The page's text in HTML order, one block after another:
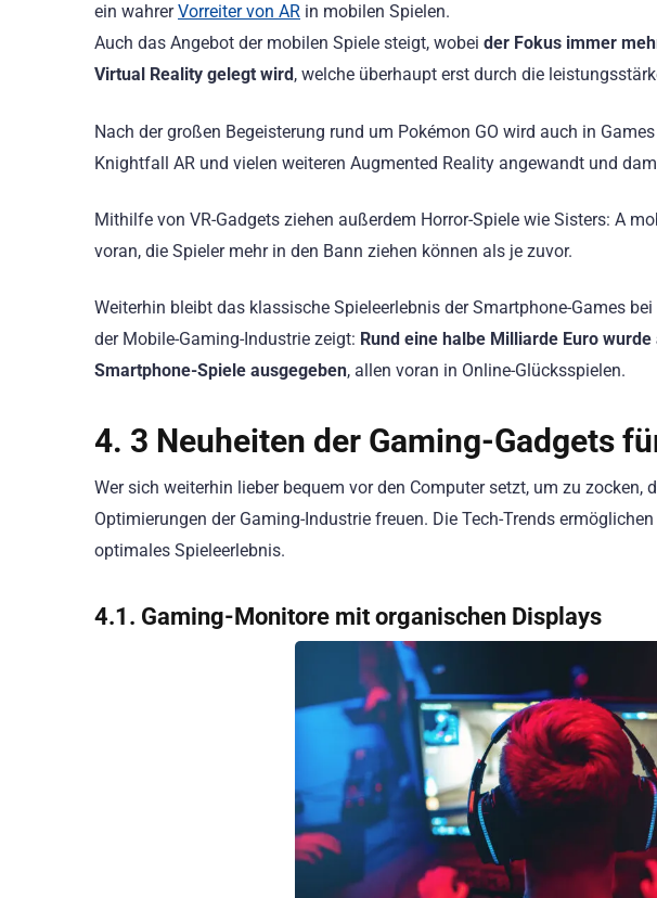
ein wahrerVorreiter von AR in mobilen Spielen.
Auch das Angebot der mobilen Spiele steigt, wobei der Fokus immer
Virtual Reality gelegt wird , welche überhaupt erst durch die
Nach der großen Begeisterung rund um Pokémon GO wird auch in
Knightfall AR und vielen weiteren Augmented Reality angewandt und
Mithilfe von VR-Gadgets ziehen außerdem Horror-Spiele wie Sisters: A
voran, die Spieler mehr in den Bann ziehen können als je zuvor.
Weiterhin bleibt das klassische Spieleerlebnis der Smartphone-Games
der Mobile-Gaming-Industrie zeigt: Rund eine halbe Milliarde Euro
Smartphone-Spiele ausgegeben, allen voran in Online-Glücksspielen.
4. 3 Neuheiten der Gaming-Gadgets
Wer sich weiterhin lieber bequem vor den Computer setzt, um zu zocken,
Optimierungen der Gaming-Industrie freuen. Die Tech-Trends
optimales Spieleerlebnis.
4.1. Gaming-Monitore mit organischen Displays